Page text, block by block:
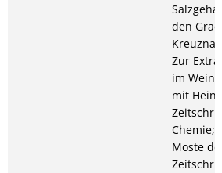
den
Zur
im
mit
Chemie;
Moste